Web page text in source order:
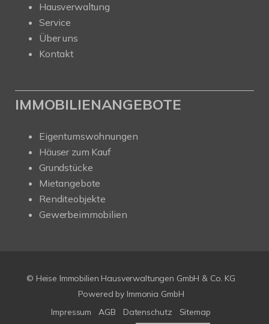
Hausverwaltung
Service
Über uns
Kontakt
IMMOBILIENANGEBOTE
Eigentumswohnungen
Häuser zum Kauf
Grundstücke
Mietangebote
Renditeobjekte
Gewerbeimmobilien
© Heise Immobilien Hausverwaltungen GmbH & Co. KG
Powered by Immonia GmbH
Impressum
AGB Datenschutz
Sitemap